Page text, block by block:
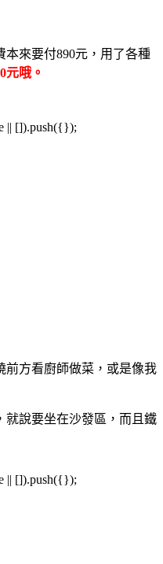
本來要付890元，用了各種
元哦。
|| []).push({});
前方看廚師做菜，或是像我
就說要坐在沙發區，而且鐵
|| []).push({});